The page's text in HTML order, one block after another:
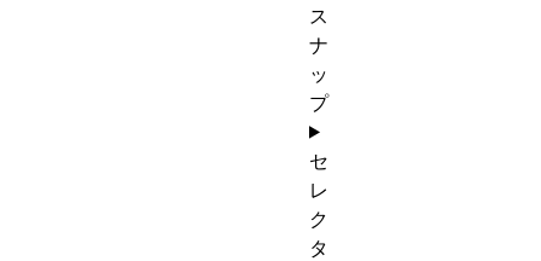
ス
ナ
ッ
プ
セ
レ
ク
タ